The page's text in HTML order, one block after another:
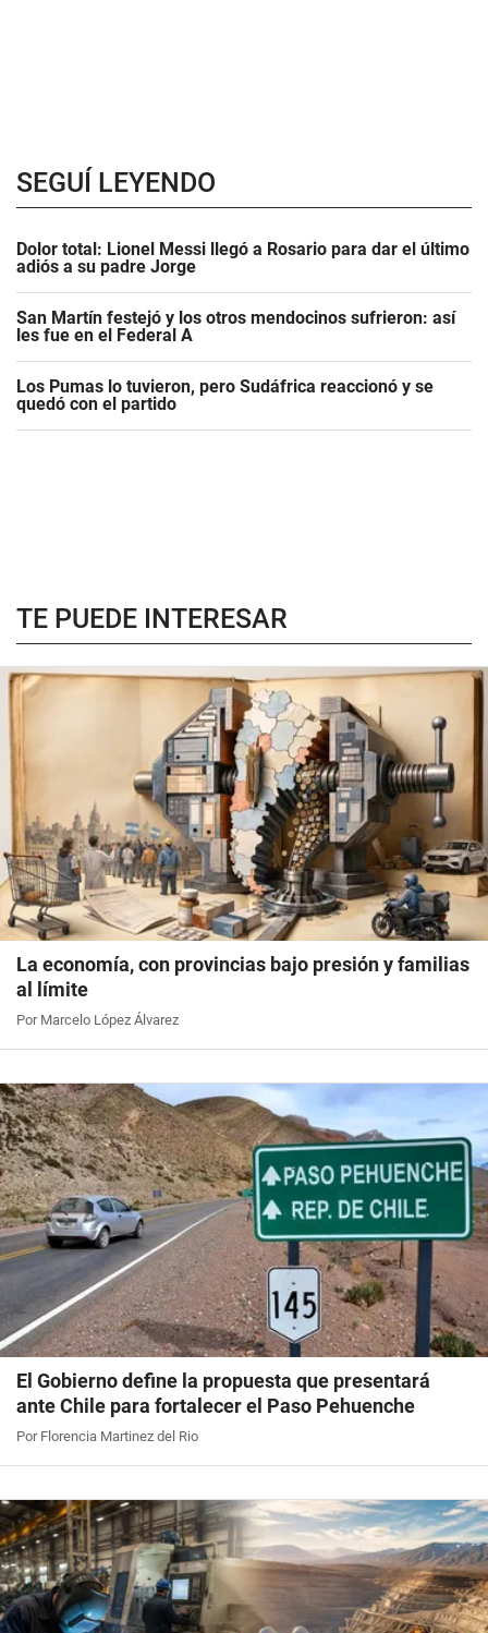
SEGUÍ LEYENDO
Dolor total: Lionel Messi llegó a Rosario para dar el último
adiós a su padre Jorge
San Martín festejó y los otros mendocinos sufrieron: así
les fue en el Federal A
Los Pumas lo tuvieron, pero Sudáfrica reaccionó y se
quedó con el partido
TE PUEDE INTERESAR
La economía, con provincias bajo presión y familias
al límite
Por Marcelo López Álvarez
El Gobierno define la propuesta que presentará
ante Chile para fortalecer el Paso Pehuenche
Por Florencia Martinez del Rio